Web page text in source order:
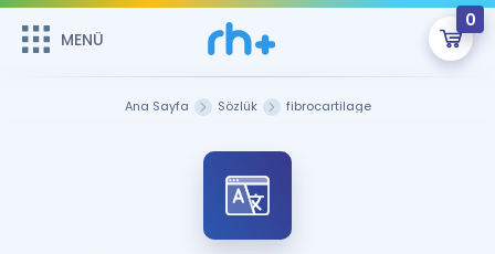
MENÜ
0
Sepetin Şu An Boş.
Remzi Hoca ile seni sınava hazırlayacak onlarca eğitim seni
bekliyor!
MENÜ
Ana Sayfa Sözlük fibrocartilage